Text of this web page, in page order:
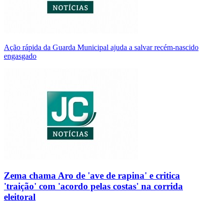
Ação rápida da Guarda Municipal ajuda a salvar recém-nascido
engasgado
Zema chama Aro de 'ave de rapina' e critica
'traição' com 'acordo pelas costas' na corrida
eleitoral